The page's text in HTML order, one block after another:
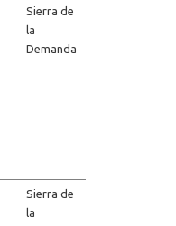
Sierra de
la
Demanda
Sierra de
la